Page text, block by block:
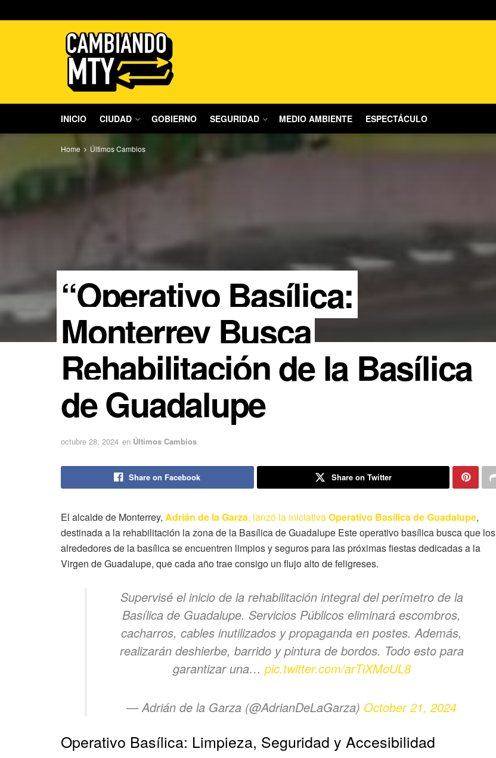
INICIO CIUDAD GOBIERNO SEGURIDAD MEDIO AMBIENTE ESPECTÁCULO
Home Últimos Cambios
“Operativo Basílica:
Monterrey Busca
Rehabilitación de la Basílica
de Guadalupe
octubre 28, 2024 en Últimos Cambios
Share on Facebook Share on Twitter
El alcalde de Monterrey, Adrián de la Garza, lanzó la iniciativaOperativo Basílica de Guadalupe,
destinada a la rehabilitación la zona de la Basílica de Guadalupe Este operativo basílica busca que los
alrededores de la basílica se encuentren limpios y seguros para las próximas fiestas dedicadas a la
Virgen de Guadalupe, que cada año trae consigo un flujo alto de feligreses.
Supervisé el inicio de la rehabilitación integral del perímetro de la
Basílica de Guadalupe. Servicios Públicos eliminará escombros,
cacharros, cables inutilizados y propaganda en postes. Además,
realizarán deshierbe, barrido y pintura de bordos. Todo esto para
garantizar una… pic.twitter.com/arTiXMoUL8
— Adrián de la Garza (@AdrianDeLaGarza) October 21, 2024
Operativo Basílica: Limpieza, Seguridad y Accesibilidad